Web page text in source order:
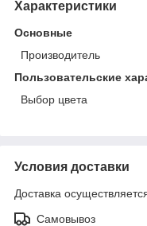
Характеристики
Основные
Производитель
Пользовательские
Выбор цвета
Условия доставки
Доставка
Самовывоз